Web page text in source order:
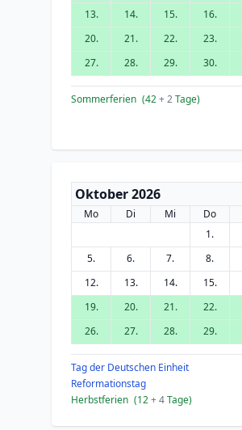
13.
14. 15. 16.
20.
21. 22. 23.
27.
28. 29. 30.
Sommerferien (42+ 2Tage)
Oktober 2026
Mo Di Mi Do
1.
5.
6. 7. 8.
12.
13. 14. 15.
19.
20. 21. 22.
26.
27. 28. 29.
Tag der Deutschen Einheit
Reformationstag
Herbstferien (12+ 4Tage)